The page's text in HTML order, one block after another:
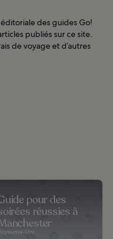
des guides Go!
publiés sur ce site.
de voyage et d’autres
pour des
réussies à
Uni